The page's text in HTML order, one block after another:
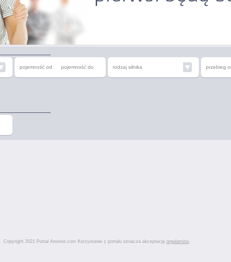
pojemność od pojemność do rodzaj silnika przebieg
Copyright 2021 Portal Anonse.com Korzystanie z portalu oznacza akceptację regulaminu.